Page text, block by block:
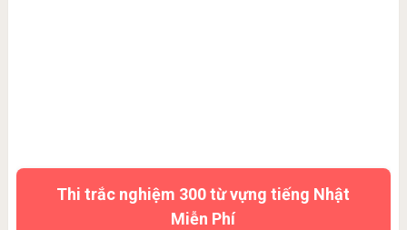
Thi trắc nghiệm 300 từ vựng tiếng Nhật
Miễn Phí